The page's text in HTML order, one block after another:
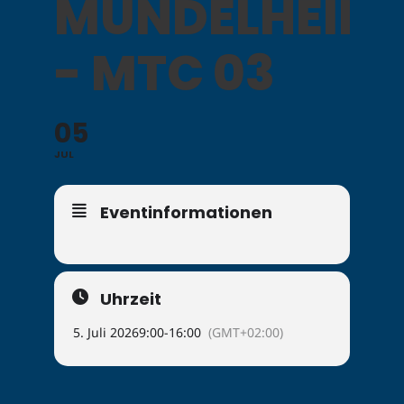
MÜNDELHEIM
- MTC 03
05
JUL
Eventinformationen
Uhrzeit
5. Juli 20269:00-16:00 (GMT+02:00)